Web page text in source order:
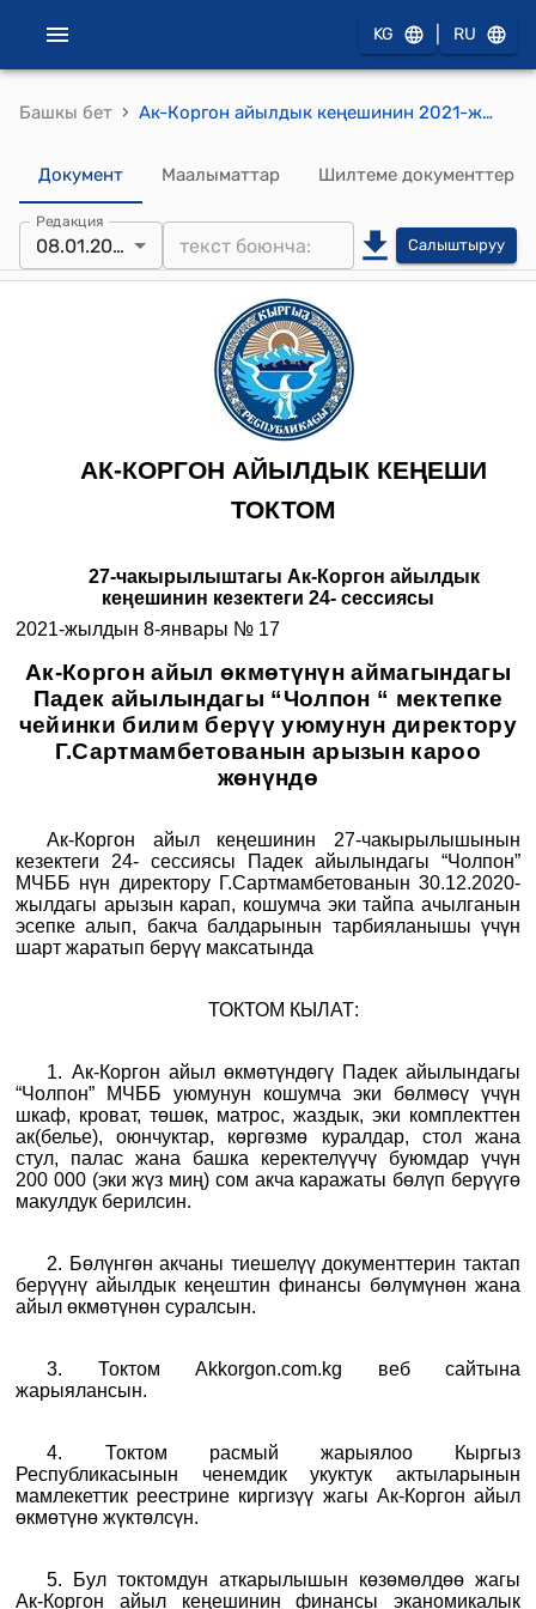
KG RU
Башкы бет › Ак-Коргон айылдык кеңешинин 2021-жылдын 8-январындагы № 17 "Ак-Коргон айыл өкмөтүнүн аймагындагы Падек айылындагы “Чолпон “ мектепке чейинки билим берүү уюмунун директору Г.Сартмамбетованын арызын кароо жөнүндө" токтому
Документ Маалыматтар Шилтеме документтер
Редакция
08.01.2021 Салыштыруу